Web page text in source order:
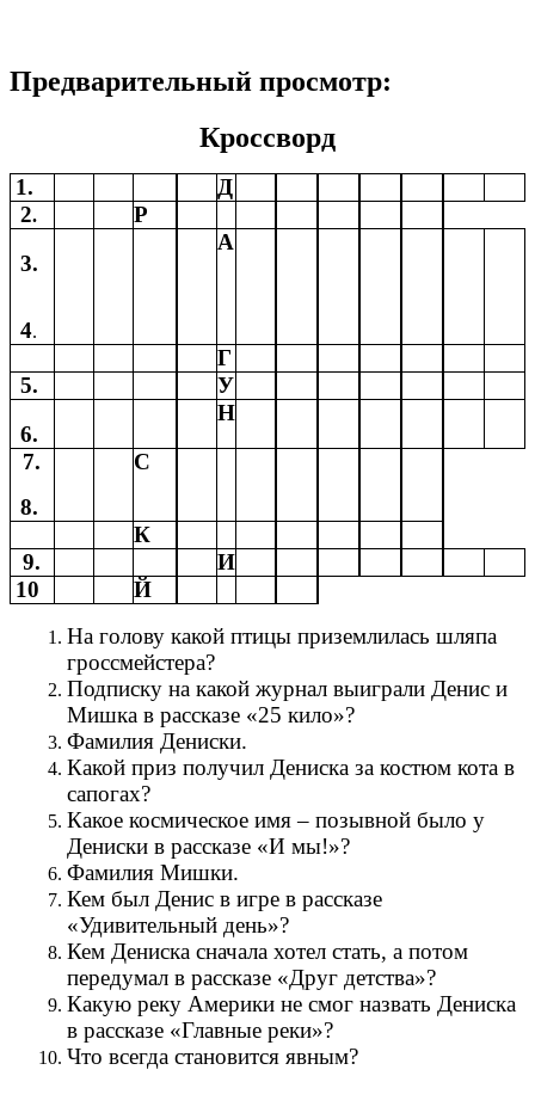
Предварительный просмотр:
Кроссворд
1.
Д
2.
Р
3.
4.
А
Г
5.
У
6.
Н
7.
8.
С
К
9.
И
10
Й
На голову какой птицы приземлилась шляпа
гроссмейстера?
Подписку на какой журнал выиграли Денис и
Мишка в рассказе «25 кило»?
Фамилия Дениски.
Какой приз получил Дениска за костюм кота в
сапогах?
Какое космическое имя – позывной было у
Дениски в рассказе «И мы!»?
Фамилия Мишки.
Кем был Денис в игре в рассказе
«Удивительный день»?
Кем Дениска сначала хотел стать, а потом
передумал в рассказе «Друг детства»?
Какую реку Америки не смог назвать Дениска
в рассказе «Главные реки»?
Что всегда становится явным?